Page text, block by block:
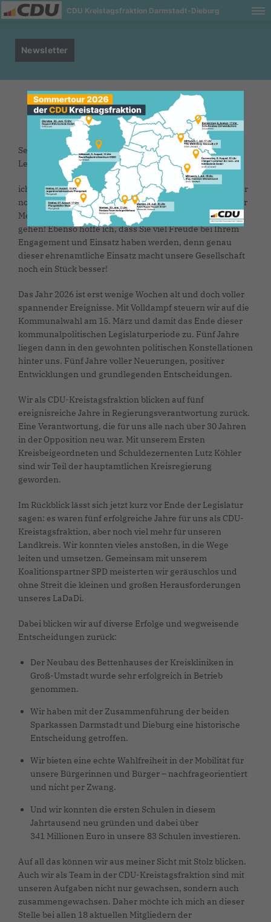
CDU Kreistagsfraktion Darmstadt-Dieburg
Newsletter
Sehr geehrte Damen und Herren, liebe Leserinnen und
Leser,
ich wünsche Ihnen und Ihren Familien auch Ende Januar
noch ein frohes neues Jahr mit viel Gesundheit und einer
Menge Erfolg. Mögen alle Ihrer Wünsche in Erfüllung
gehen! Ebenso hoffe ich, dass Sie viel Freude bei Ihrem
Engagement und Einsatz haben werden, denn genau
dieser ehrenamtliche Einsatz macht unsere Gesellschaft
noch ein Stück besser!
Das Jahr 2026 ist erst wenige Wochen alt und doch voller
spannender Ereignisse. Mit Volldampf steuern wir auf die
Kommunalwahl am 15. März und damit das Ende dieser
kommunalpolitischen Legislaturperiode zu. Fünf Jahre
liegen dann in den gewohnten politischen Konstellationen
hinter uns. Fünf Jahre voller Neuerungen, positiver
Entwicklungen und grundlegenden Entscheidungen.
Wir als CDU-Kreistagsfraktion blicken auf fünf
ereignisreiche Jahre in Regierungsverantwortung zurück.
Eine Verantwortung, die für uns alle nach über 30 Jahren
in der Opposition neu war. Mit unserem Ersten
Kreisbeigeordneten und Schuldezernenten Lutz Köhler
sind wir Teil der hauptamtlichen Kreisregierung
geworden.
Im Rückblick lässt sich jetzt kurz vor Ende der Legislatur
sagen: es waren fünf erfolgreiche Jahre für uns als CDU-
Kreistagsfraktion, aber noch viel mehr für unseren
Landkreis. Wir konnten vieles anstoßen, in die Wege
leiten und umsetzen. Gemeinsam mit unserem
Koalitionspartner SPD meisterten wir geräuschlos und
ohne Streit die kleinen und großen Herausforderungen
unseres LaDaDi.
Dabei blicken wir auf diverse Erfolge und wegweisende
Entscheidungen zurück:
Der Neubau des Bettenhauses der Kreiskliniken in
Groß-Umstadt wurde sehr erfolgreich in Betrieb
genommen.
Wir haben mit der Zusammenführung der beiden
Sparkassen Darmstadt und Dieburg eine historische
Entscheidung getroffen.
Wir bieten eine echte Wahlfreiheit in der Mobilität für
unsere Bürgerinnen und Bürger – nachfrageorientiert
und nicht per Zwang.
Und wir konnten die ersten Schulen in diesem
Jahrtausend neu gründen und dabei über
341 Millionen Euro in unsere 83 Schulen investieren.
Auf all das können wir aus meiner Sicht mit Stolz blicken.
Auch wir als Team in der CDU-Kreistagsfraktion sind mit
unseren Aufgaben nicht nur gewachsen, sondern auch
zusammengewachsen. Daher möchte ich mich an dieser
Stelle bei allen 18 aktuellen Mitgliedern der